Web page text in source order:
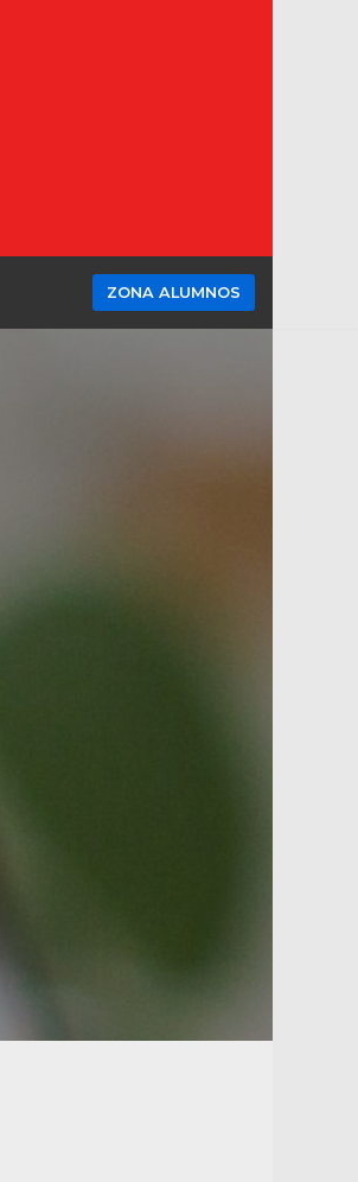
ZONA ALUMNOS